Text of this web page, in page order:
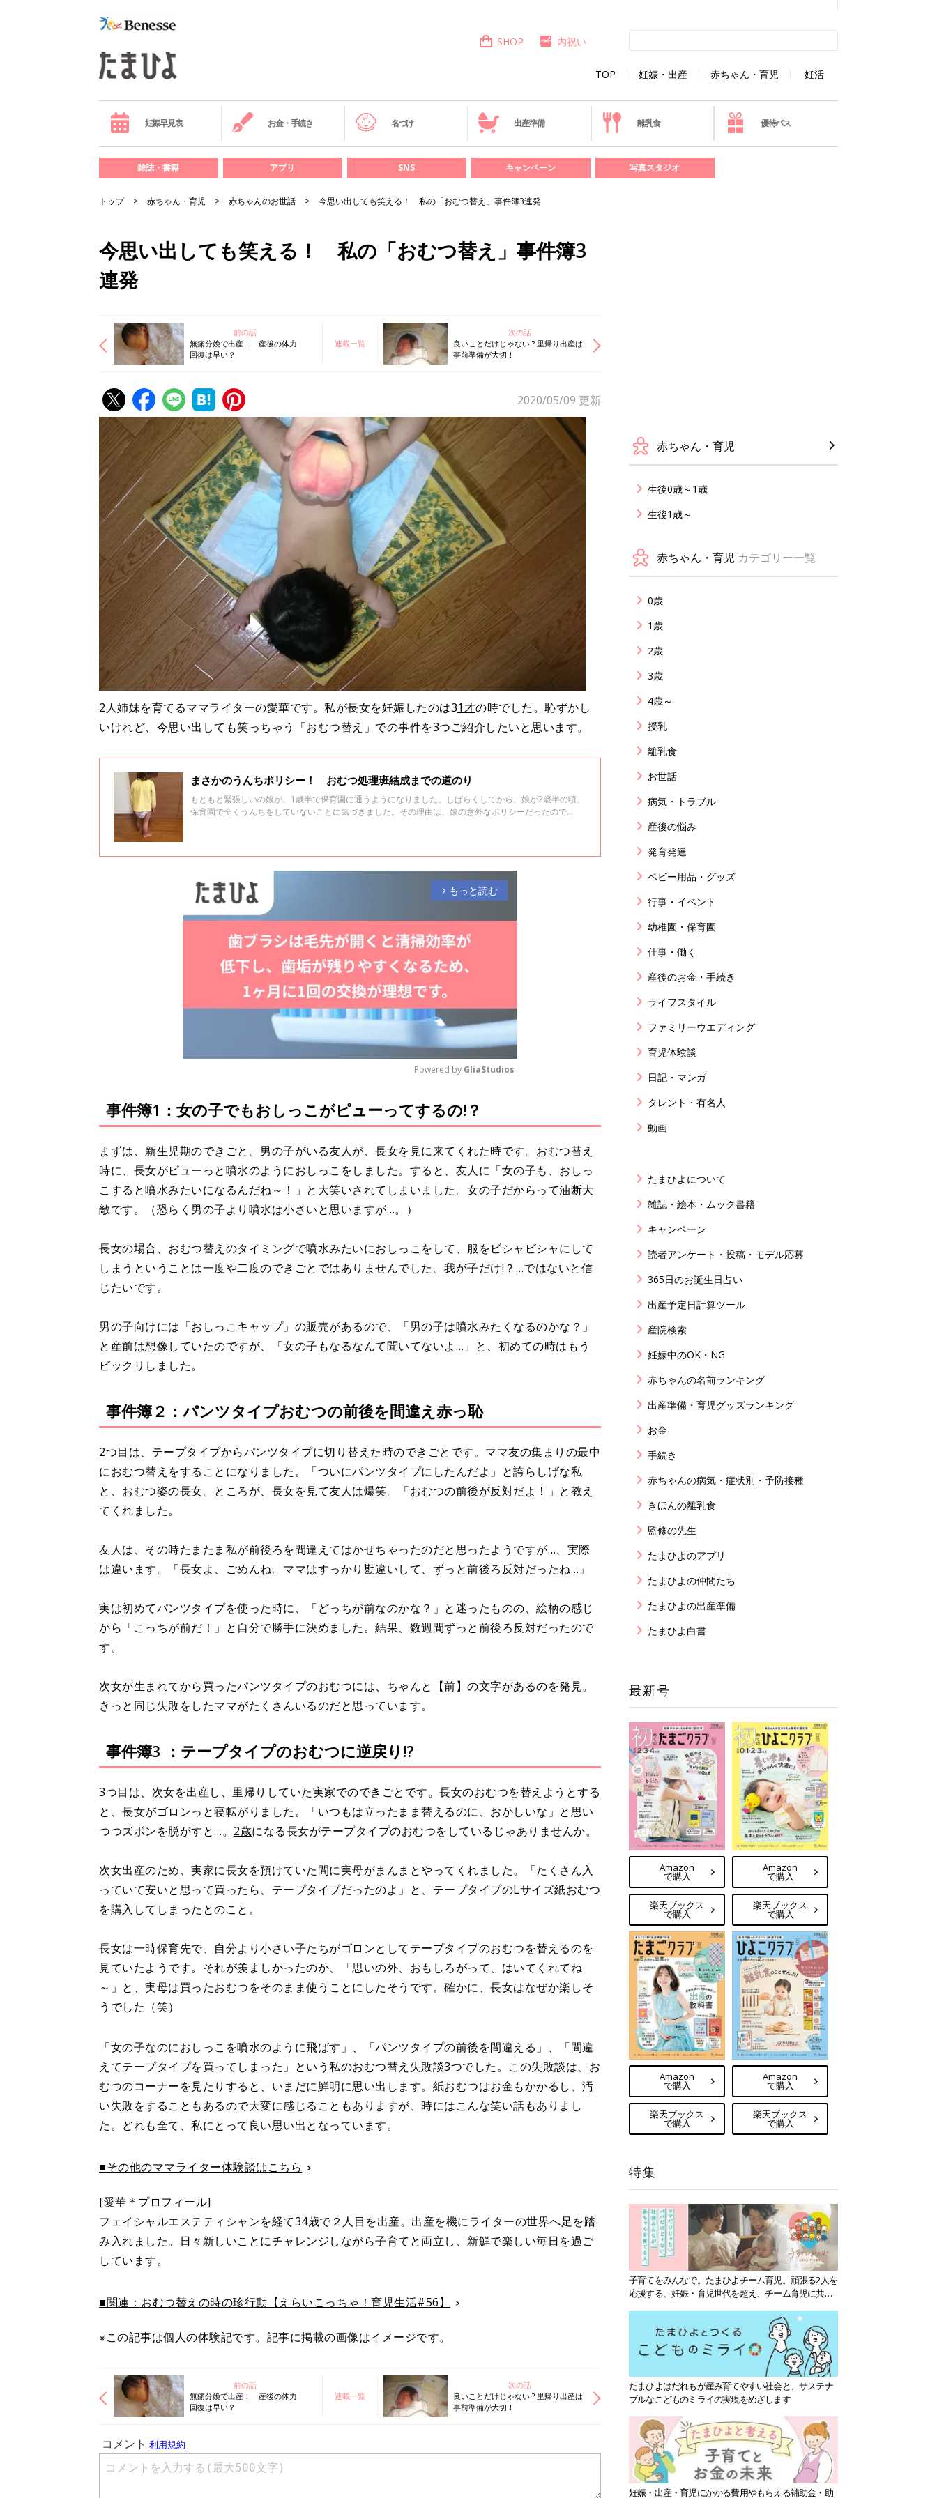
TOP 妊娠・出産 赤ちゃん・育児 妊活
SHOP 内祝い
妊娠早見表 お金・手続き 名づけ 出産準備 離乳食 優待パス
雑誌・書籍 アプリ SNS キャンペーン 写真スタジオ
トップ 赤ちゃん・育児 赤ちゃんのお世話 今思い出しても笑える！ 私の「おむつ替え」事件簿3連発
今思い出しても笑える！ 私の「おむつ替え」事件簿3
連発
前の話
無痛分娩で出産！ 産後の体力
回復は早い？
連載一覧
次の話
良いことだけじゃない!? 里帰り出産は
事前準備が大切！
2020/05/09 更新
2人姉妹を育てるママライターの愛華です。私が長女を妊娠したのは31才の時でした。恥ずかし
いけれど、今思い出しても笑っちゃう「おむつ替え」での事件を3つご紹介したいと思います。
まさかのうんちポリシー！ おむつ処理班結成までの道のり
もともと緊張しいの娘が、1歳半で保育園に通うようになりました。しばらくしてから、娘が2歳半の頃、
保育園で全くうんちをしていないことに気づきました。その理由は、娘の意外なポリシーだったので
arrow_forward_ios もっと読む
M
u
t
e
Powered by GliaStudios
事件簿1：女の子でもおしっこがピューってするの!？
まずは、新生児期のできごと。男の子がいる友人が、長女を見に来てくれた時です。おむつ替え
時に、長女がピューっと噴水のようにおしっこをしました。すると、友人に「女の子も、おしっ
こすると噴水みたいになるんだね～！」と大笑いされてしまいました。女の子だからって油断大
敵です。（恐らく男の子より噴水は小さいと思いますが…。）
長女の場合、おむつ替えのタイミングで噴水みたいにおしっこをして、服をビシャビシャにして
しまうということは一度や二度のできごとではありませんでした。我が子だけ!？…ではないと信
じたいです。
男の子向けには「おしっこキャップ」の販売があるので、「男の子は噴水みたくなるのかな？」
と産前は想像していたのですが、「女の子もなるなんて聞いてないよ…」と、初めての時はもう
ビックリしました。
事件簿２：パンツタイプおむつの前後を間違え赤っ恥
2つ目は、テープタイプからパンツタイプに切り替えた時のできごとです。ママ友の集まりの最中
におむつ替えをすることになりました。「ついにパンツタイプにしたんだよ」と誇らしげな私
と、おむつ姿の長女。ところが、長女を見て友人は爆笑。「おむつの前後が反対だよ！」と教え
てくれました。
友人は、その時たまたま私が前後ろを間違えてはかせちゃったのだと思ったようですが…、実際
は違います。「長女よ、ごめんね。ママはすっかり勘違いして、ずっと前後ろ反対だったね…」
実は初めてパンツタイプを使った時に、「どっちが前なのかな？」と迷ったものの、絵柄の感じ
から「こっちが前だ！」と自分で勝手に決めました。結果、数週間ずっと前後ろ反対だったので
す。
次女が生まれてから買ったパンツタイプのおむつには、ちゃんと【前】の文字があるのを発見。
きっと同じ失敗をしたママがたくさんいるのだと思っています。
事件簿3 ：テープタイプのおむつに逆戻り!?
3つ目は、次女を出産し、里帰りしていた実家でのできごとです。長女のおむつを替えようとする
と、長女がゴロンっと寝転がりました。「いつもは立ったまま替えるのに、おかしいな」と思い
つつズボンを脱がすと…。 2歳になる長女がテープタイプのおむつをしているじゃありませんか。
次女出産のため、実家に長女を預けていた間に実母がまんまとやってくれました。「たくさん入
っていて安いと思って買ったら、テープタイプだったのよ」と、テープタイプのLサイズ紙おむつ
を購入してしまったとのこと。
長女は一時保育先で、自分より小さい子たちがゴロンとしてテープタイプのおむつを替えるのを
見ていたようです。それが羨ましかったのか、「思いの外、おもしろがって、はいてくれてね
～」と、実母は買ったおむつをそのまま使うことにしたそうです。確かに、長女はなぜか楽しそ
うでした（笑）
「女の子なのにおしっこを噴水のように飛ばす」、「パンツタイプの前後を間違える」、「間違
えてテープタイプを買ってしまった」という私のおむつ替え失敗談3つでした。この失敗談は、お
むつのコーナーを見たりすると、いまだに鮮明に思い出します。紙おむつはお金もかかるし、汚
い失敗をすることもあるので大変に感じることもありますが、時にはこんな笑い話もありまし
た。どれも全て、私にとって良い思い出となっています。
■その他のママライター体験談はこちら
[愛華＊プロフィール]
フェイシャルエステティシャンを経て34歳で２人目を出産。出産を機にライターの世界へ足を踏
み入れました。日々新しいことにチャレンジしながら子育てと両立し、新鮮で楽しい毎日を過ご
しています。
■関連：おむつ替えの時の珍行動【えらいこっちゃ！育児生活#56】
※この記事は個人の体験記です。記事に掲載の画像はイメージです。
前の話
無痛分娩で出産！ 産後の体力
回復は早い？
連載一覧
次の話
良いことだけじゃない!? 里帰り出産は
事前準備が大切！
赤ちゃん・育児
生後0歳～1歳
生後1歳～
赤ちゃん・育児 カテゴリー一覧
0歳
1歳
2歳
3歳
4歳～
授乳
離乳食
お世話
病気・トラブル
産後の悩み
発育発達
ベビー用品・グッズ
行事・イベント
幼稚園・保育園
仕事・働く
産後のお金・手続き
ライフスタイル
ファミリーウエディング
育児体験談
日記・マンガ
タレント・有名人
動画
たまひよについて
雑誌・絵本・ムック書籍
キャンペーン
読者アンケート・投稿・モデル応募
365日のお誕生日占い
出産予定日計算ツール
産院検索
妊娠中のOK・NG
赤ちゃんの名前ランキング
出産準備・育児グッズランキング
お金
手続き
赤ちゃんの病気・症状別・予防接種
きほんの離乳食
監修の先生
たまひよのアプリ
たまひよの仲間たち
たまひよの出産準備
たまひよ白書
最新号
Amazon
で購入
楽天ブックス
で購入
Amazon
で購入
楽天ブックス
で購入
Amazon
で購入
楽天ブックス
で購入
Amazon
で購入
楽天ブックス
で購入
特集
子育てをみんなで。たまひよチーム育児。頑張る2人を
応援する、妊娠・育児世代を超え、チーム育児に共感
たまひよはだれもが産み育てやすい社会と、サステナ
ブルなこどものミライの実現をめざします
妊娠・出産・育児にかかる費用やもらえる補助金・助